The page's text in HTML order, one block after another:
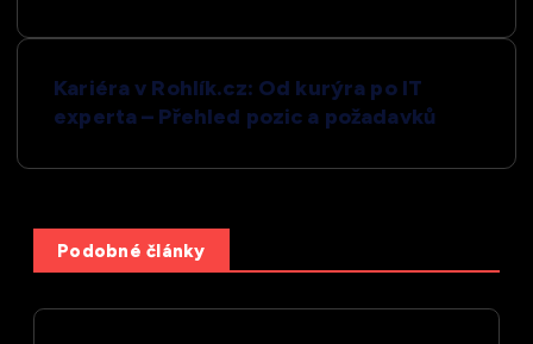
v
e
Kariéra v Rohlík.cz: Od kurýra po IT
experta – Přehled pozic a požadavků
Podobné články